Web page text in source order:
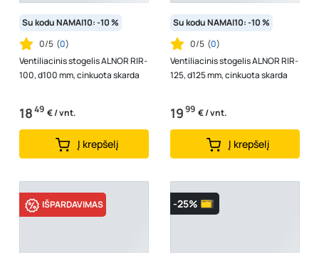
Su kodu NAMAI10: -10 %
0/5 (0)
Ventiliacinis stogelis ALNOR RIR-
100, d100 mm, cinkuota skarda
1849 € / vnt.
Į krepšelį
Su kodu NAMAI10: -10 %
0/5 (0)
Ventiliacinis stogelis ALNOR RIR-
125, d125 mm, cinkuota skarda
1999 € / vnt.
Į krepšelį
IŠPARDAVIMAS -25%